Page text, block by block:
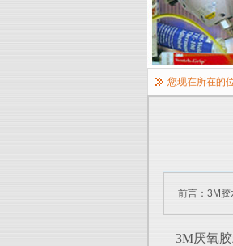
您现在所在的
前言：3M胶
3M厌氧胶